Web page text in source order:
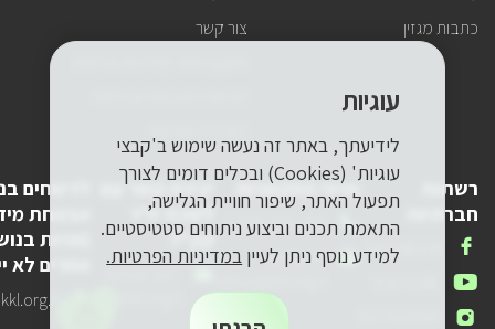
כתבות מגזין
צור קשר
רשתות
חברתיות
FACEBOOK
אנחנו
בפייסבוק
אנחנו
ביוטיוב
אנחנו
פרטי התקשרות
טלפון
שלנו
1-800-250-250
דואר pneyot-
יצירת קשר עם
לשכת יו"ר
קק"ל
אלקטרוני
שלנו
לדיווחים
אבטחת
(פניות
אחרים לא
עוגיות
לידיעתך, באתר זה נעשה שימוש ב'קבצי
עוגיות' (Cookies) ובכלים דומים לצורך
תפעול האתר, שיפור חוויית הגלישה,
התאמת תכנים וביצוע ניתוחים סטטיסטיים.
למידע נוסף ניתן לעיין במדיניות הפרטיות.